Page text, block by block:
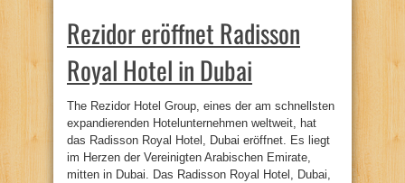
Rezidor eröffnet Radisson
Royal Hotel in Dubai
The Rezidor Hotel Group, eines der am schnellsten
expandierenden Hotelunternehmen weltweit, hat
das Radisson Royal Hotel, Dubai eröffnet. Es liegt
im Herzen der Vereinigten Arabischen Emirate,
mitten in Dubai. Das Radisson Royal Hotel, Dubai,